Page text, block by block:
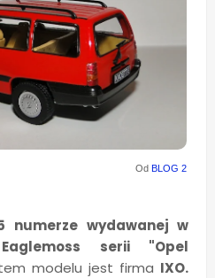
Od BLOG 2
numerze wydawanej w
serii "Opel
modelu jest firma IXO.